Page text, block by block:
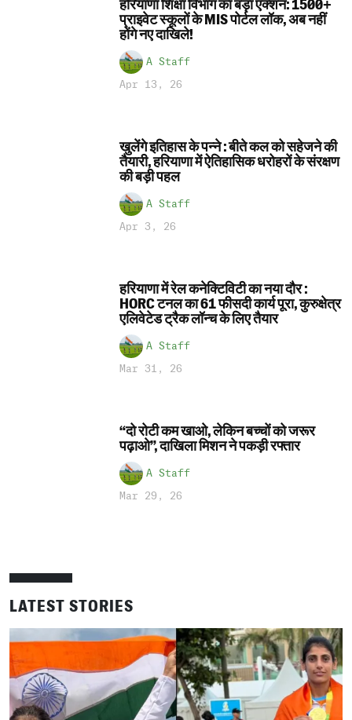
हरियाणा शिक्षा विभाग का बड़ा एक्शन: 1500+
प्राइवेट स्कूलों के MIS पोर्टल लॉक, अब नहीं
होंगे नए दाखिले!
A Staff
Apr 13, 26
खुलेंगे इतिहास के पन्ने : बीते कल को सहेजने की
तैयारी, हरियाणा में ऐतिहासिक धरोहरों के संरक्षण
की बड़ी पहल
A Staff
Apr 3, 26
हरियाणा में रेल कनेक्टिविटी का नया दौर :
HORC टनल का 61 फीसदी कार्य पूरा, कुरुक्षेत्र
एलिवेटेड ट्रैक लॉन्च के लिए तैयार
A Staff
Mar 31, 26
“दो रोटी कम खाओ, लेकिन बच्चों को जरूर
पढ़ाओ”, दाखिला मिशन ने पकड़ी रफ्तार
A Staff
Mar 29, 26
LATEST STORIES